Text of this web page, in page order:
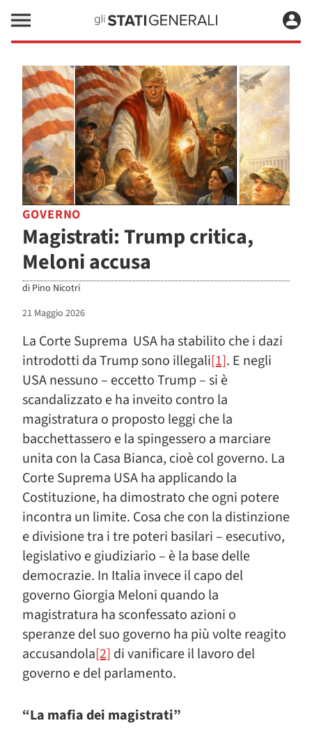
GOVERNO
Magistrati: Trump critica,
Meloni accusa
di Pino Nicotri
21 Maggio 2026
La Corte Suprema USA ha stabilito che i dazi
introdotti da Trump sono illegali[1]. E negli
USA nessuno – eccetto Trump – si è
scandalizzato e ha inveito contro la
magistratura o proposto leggi che la
bacchettassero e la spingessero a marciare
unita con la Casa Bianca, cioè col governo. La
Corte Suprema USA ha applicando la
Costituzione, ha dimostrato che ogni potere
incontra un limite. Cosa che con la distinzione
e divisione tra i tre poteri basilari – esecutivo,
legislativo e giudiziario – è la base delle
democrazie. In Italia invece il capo del
governo Giorgia Meloni quando la
magistratura ha sconfessato azioni o
speranze del suo governo ha più volte reagito
accusandola[2] di vanificare il lavoro del
governo e del parlamento.
“La mafia dei magistrati”